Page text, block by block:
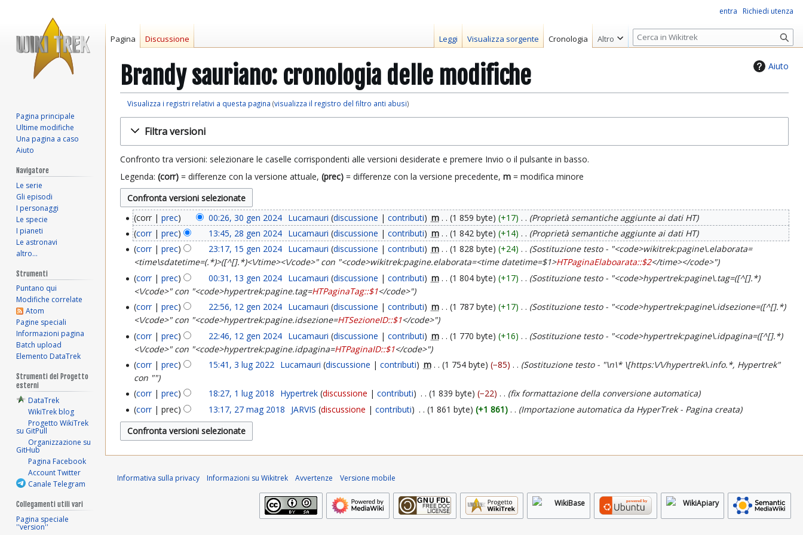
Aiuto
Brandy sauriano: cronologia delle modifiche
Visualizza i registri relativi a questa pagina (visualizza il registro del filtro anti abusi)
navigazione
ricerca
Filtra versioni
Confronto tra versioni: selezionare le caselle corrispondenti alle versioni desiderate e premere Invio o il pulsante in basso.
Legenda: (corr) = differenze con la versione attuale, (prec) = differenze con la versione precedente, m = modifica minore
corr prec 00:26, 30 gen 2024 Lucamauri discussione contributi m 1 859 byte +17 Proprietà semantiche aggiunte ai dati HT
corr prec 13:45, 28 gen 2024 Lucamauri discussione contributi m 1 842 byte +14 Proprietà semantiche aggiunte ai dati HT
corr prec 23:17, 15 gen 2024 Lucamauri discussione contributi m 1 828 byte +24
Sostituzione testo - "<code>wikitrek:pagine\.elaborata=
<time\sdatetime=(.*)>([^[].*)<\/time><\/code>" con "<code>wikitrek:pagine.elaborata=<time datetime=$1>HTPaginaElaboarata::$2</time></code>"
2
4
corr prec 00:31, 13 gen 2024 Lucamauri discussione contributi m 1 804 byte +17
Sostituzione testo - "<code>hypertrek:pagine\.tag=([^[].*)
<\/code>" con "<code>hypertrek:pagine.tag=HTPaginaTag::$1</code>"
corr prec 22:56, 12 gen 2024 Lucamauri discussione contributi m 1 787 byte +17
Sostituzione testo - "<code>hypertrek:pagine\.idsezione=([^[].*)
<\/code>" con "<code>hypertrek:pagine.idsezione=HTSezioneID::$1</code>"
corr
prec 22:46, 12 gen 2024 Lucamauri discussione contributi m 1 770 byte +16
Sostituzione testo - "<code>hypertrek:pagine\.idpagina=([^[].*)
<\/code>" con "<code>hypertrek:pagine.idpagina=HTPaginaID::$1</code>"
corr prec 15:41, 3 lug 2022 Lucamauri discussione contributi m 1 754 byte −85
Sostituzione testo - "\n\* \[https:\/\/hypertrek\.info.*, Hypertrek"
con ""
l
u
g
2
corr prec 18:27, 1 lug 2018 Hypertrek discussione contributi 1 839 byte −22 fix formattazione della conversione automatica
m
a
corr prec 13:17, 27 mag 2018 JARVIS discussione contributi 1 861 byte +1 861 Importazione automatica da HyperTrek - Pagina creata
entra Richiedi utenza
Pagina Discussione Leggi Visualizza sorgente Cronologia Altro
R
i
r
Pagina principale
Ultime modifiche
Una pagina a caso
Aiuto
Navigatore
Le serie
Gli episodi
I personaggi
Le specie
I pianeti
Le astronavi
altro…
Strumenti
Puntano qui
Modifiche correlate
Atom
Pagine speciali
Informazioni pagina
Batch upload
Elemento DataTrek
Strumenti del Progetto
esterni
DataTrek
WikiTrek blog
Progetto WikiTrek
su GitPull
Organizzazione su
GitHub
Pagina Facebook
Account Twitter
Canale Telegram
Collegamenti utili vari
Pagina speciale
''version''
Informativa sulla privacy Informazioni su Wikitrek Avvertenze Versione mobile